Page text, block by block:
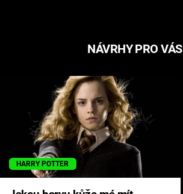
NÁVRHY PRO VÁS
HARRY POTTER